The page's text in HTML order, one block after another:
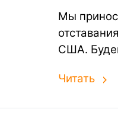
Мы
США.
Читать